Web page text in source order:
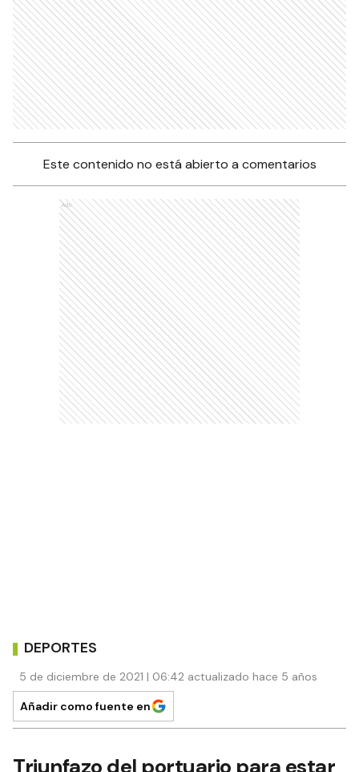
Este contenido no está abierto a comentarios
Ads
DEPORTES
5 de diciembre de 2021 | 06:42 actualizado hace 5 años
Añadir como fuente en
Triunfazo del portuario para estar